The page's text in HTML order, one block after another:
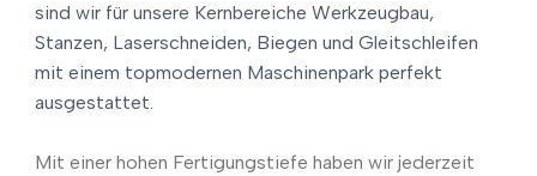
sind wir für unsere Kernbereiche Werkzeugbau,
Stanzen, Laserschneiden, Biegen und Gleitschleifen
mit einem topmodernen Maschinenpark perfekt
ausgestattet.
Mit einer hohen Fertigungstiefe haben wir jederzeit